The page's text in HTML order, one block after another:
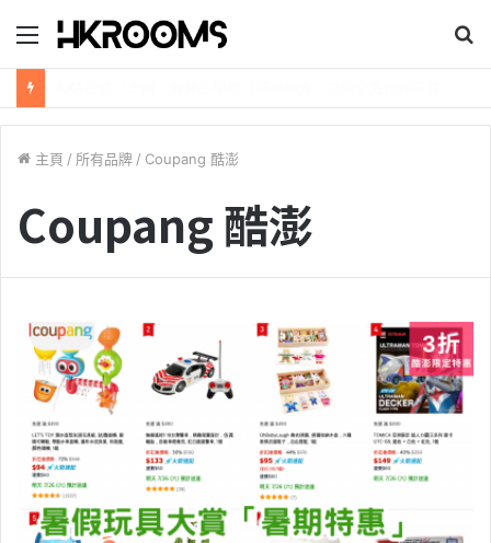
錄
尋
主頁 / 所有品牌 / Coupang 酷澎
Coupang 酷澎